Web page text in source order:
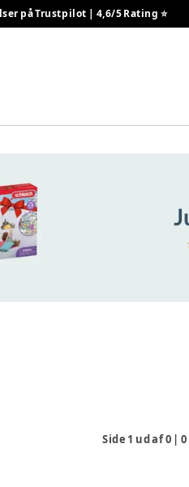
på Trustpilot | 4,6/5 Rating ⭐️
Side 1 ud af0 |0